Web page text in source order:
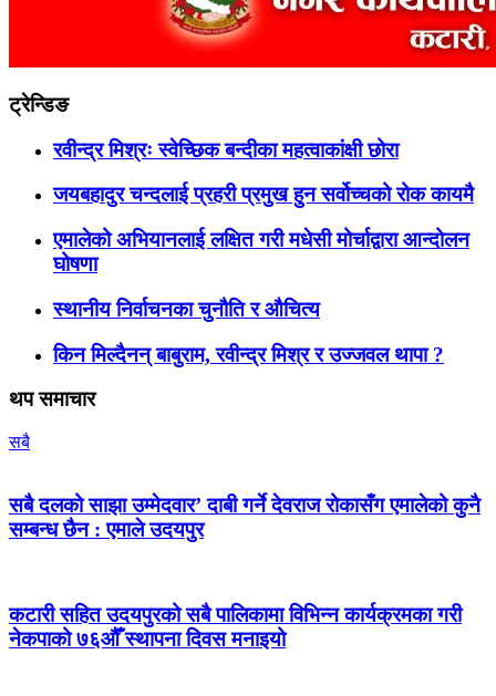
ट्रेन्डिङ
रवीन्द्र मिश्रः स्वेच्छिक बन्दीका महत्वाकांक्षी छोरा
जयबहादुर चन्दलाई प्रहरी प्रमुख हुन सर्वोच्चको रोक कायमै
एमालेको अभियानलाई लक्षित गरी मधेसी मोर्चाद्वारा आन्दोलन
घोषणा
स्थानीय निर्वाचनका चुनौति र औचित्य
किन मिल्दैनन् बाबुराम, रवीन्द्र मिश्र र उज्जवल थापा ?
थप समाचार
सबै
सबै दलको साझा उम्मेदवार’ दाबी गर्ने देवराज रोकासँग एमालेको कुनै
सम्बन्ध छैन : एमाले उदयपुर
कटारी सहित उदयपुरको सबै पालिकामा विभिन्न कार्यक्रमका गरी
नेकपाको ७६औँ स्थापना दिवस मनाइयो